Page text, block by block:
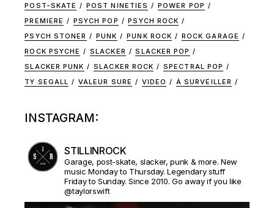
POST-SKATE
POST NINETIES
POWER POP
PREMIERE
PSYCH POP
PSYCH ROCK
PSYCH STONER
PUNK PUNK ROCK
ROCK GARAGE
ROCK PSYCHE
SLACKER
SLACKER POP
SLACKER PUNK
SLACKER ROCK
SPECTRAL POP
TY SEGALL
VALEUR SURE VIDEO À SURVEILLER
INSTAGRAM:
STILLINROCK
Garage, post-skate, slacker, punk & more. New
music Monday to Thursday. Legendary stuff
Friday to Sunday. Since 2010. Go away if you like
@taylorswift